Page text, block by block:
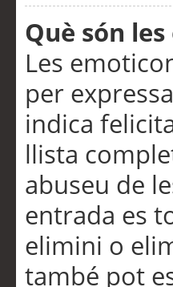
Què són
Les
per
indica
llista
abuseu de
entrada es
elimini o
també pot